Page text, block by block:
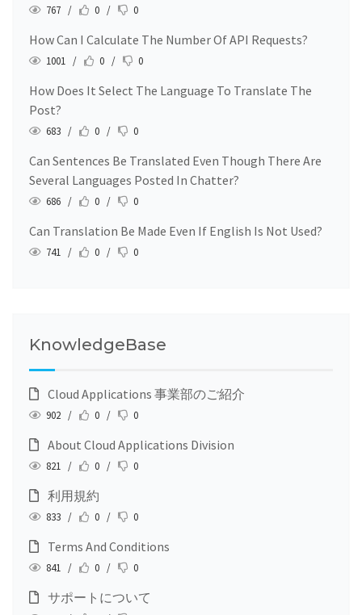
767 / 0 / 0
How Can I Calculate The Number Of API Requests?
1001 / 0 / 0
How Does It Select The Language To Translate The
Post?
683 / 0 / 0
Can Sentences Be Translated Even Though There Are
Several Languages Posted In Chatter?
686 / 0 / 0
Can Translation Be Made Even If English Is Not Used?
741 / 0 / 0
KnowledgeBase
Cloud Applications 事業部のご紹介
902 / 0 / 0
About Cloud Applications Division
821 / 0 / 0
利用規約
833 / 0 / 0
Terms And Conditions
841 / 0 / 0
サポートについて